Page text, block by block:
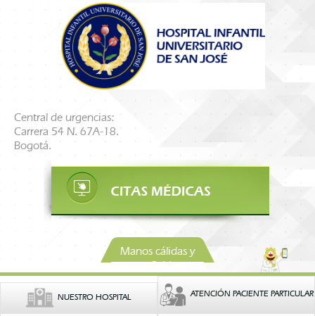
Central de urgencias:
Carrera 54 N. 67A-18.
Bogotá.
Manos cálidas y
confiables
NUESTRO HOSPITAL ATENCIÓN PACIENTE PARTICULAR